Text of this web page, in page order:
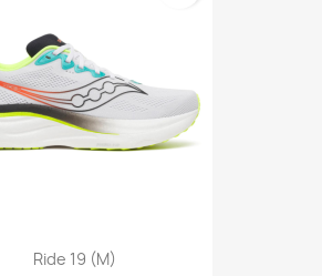
Ride 19 (M)